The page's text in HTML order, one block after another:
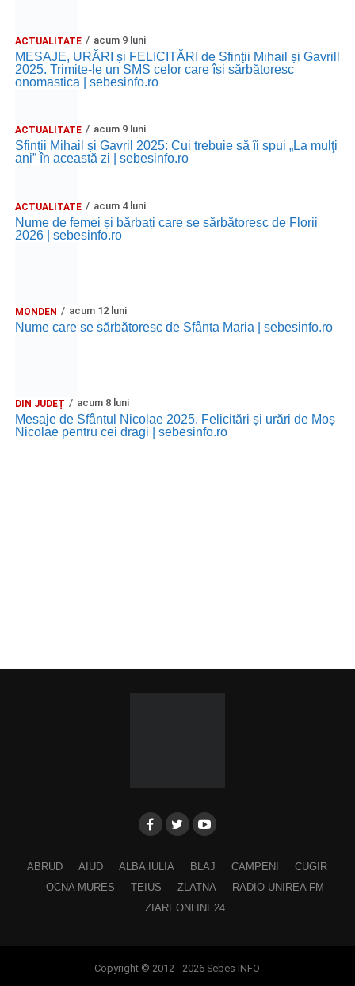
ACTUALITATE acum 9 luni
MESAJE, URĂRI și FELICITĂRI de Sfinții Mihail și Gavrill
2025. Trimite-le un SMS celor care își sărbătoresc
onomastica | sebesinfo.ro
ACTUALITATE acum 9 luni
Sfinții Mihail și Gavril 2025: Cui trebuie să îi spui „La mulţi
ani” în această zi | sebesinfo.ro
ACTUALITATE acum 4 luni
Nume de femei și bărbați care se sărbătoresc de Florii
2026 | sebesinfo.ro
MONDEN acum 12 luni
Nume care se sărbătoresc de Sfânta Maria | sebesinfo.ro
DIN JUDEȚ acum 8 luni
Mesaje de Sfântul Nicolae 2025. Felicitări și urări de Moș
Nicolae pentru cei dragi | sebesinfo.ro
ABRUD AIUD ALBA IULIA BLAJ CAMPENI
CUGIR
OCNA MURES
TEIUS ZLATNA
RADIO UNIREA FM
ZIAREONLINE24
Copyright © 2012 - 2026 Sebes INFO